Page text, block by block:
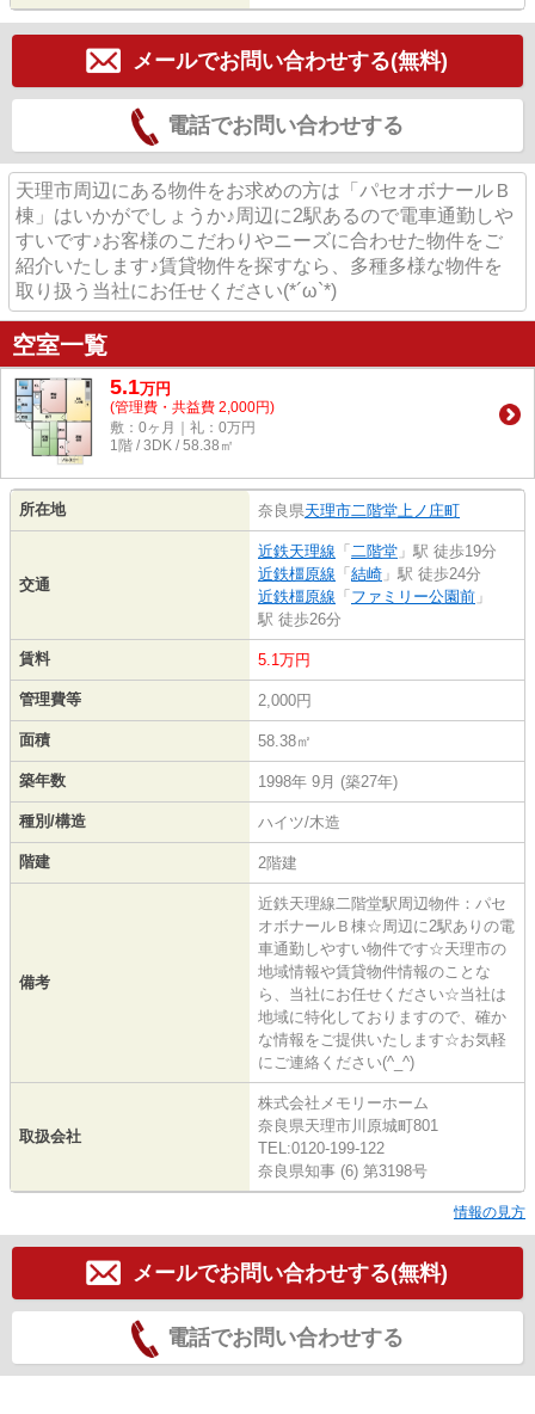
メールでお問い合わせする(無料)
電話でお問い合わせする
天理市周辺にある物件をお求めの方は「パセオボナールＢ
棟」はいかがでしょうか♪周辺に2駅あるので電車通勤しや
すいです♪お客様のこだわりやニーズに合わせた物件をご
紹介いたします♪賃貸物件を探すなら、多種多様な物件を
取り扱う当社にお任せください(*´ω`*)
空室一覧
5.1万円
(管理費・共益費 2,000円)
敷：0ヶ月｜礼：0万円
1階 / 3DK / 58.38㎡
所在地 奈良県天理市二階堂上ノ庄町
交通
近鉄天理線 「 二階堂 」駅 徒歩19分
近鉄橿原線 「 結崎 」駅 徒歩24分
近鉄橿原線 「 ファミリー公園前 」
駅 徒歩26分
賃料 5.1万円
管理費等 2,000円
面積 58.38㎡
築年数 1998年 9月 (築27年)
種別/構造 ハイツ/木造
階建 2階建
備考
近鉄天理線二階堂駅周辺物件：パセ
オボナールＢ棟☆周辺に2駅ありの電
車通勤しやすい物件です☆天理市の
地域情報や賃貸物件情報のことな
ら、当社にお任せください☆当社は
地域に特化しておりますので、確か
な情報をご提供いたします☆お気軽
にご連絡ください(^_^)
取扱会社
株式会社メモリーホーム
奈良県天理市川原城町801
TEL:0120-199-122
奈良県知事 (6) 第3198号
情報の見方
メールでお問い合わせする(無料)
電話でお問い合わせする